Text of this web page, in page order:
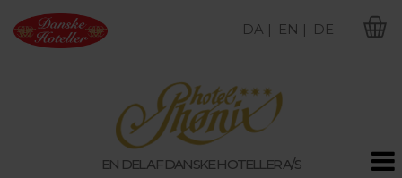
EN DEL AF DANSKE HOTELLER A/S
DA | EN | DE